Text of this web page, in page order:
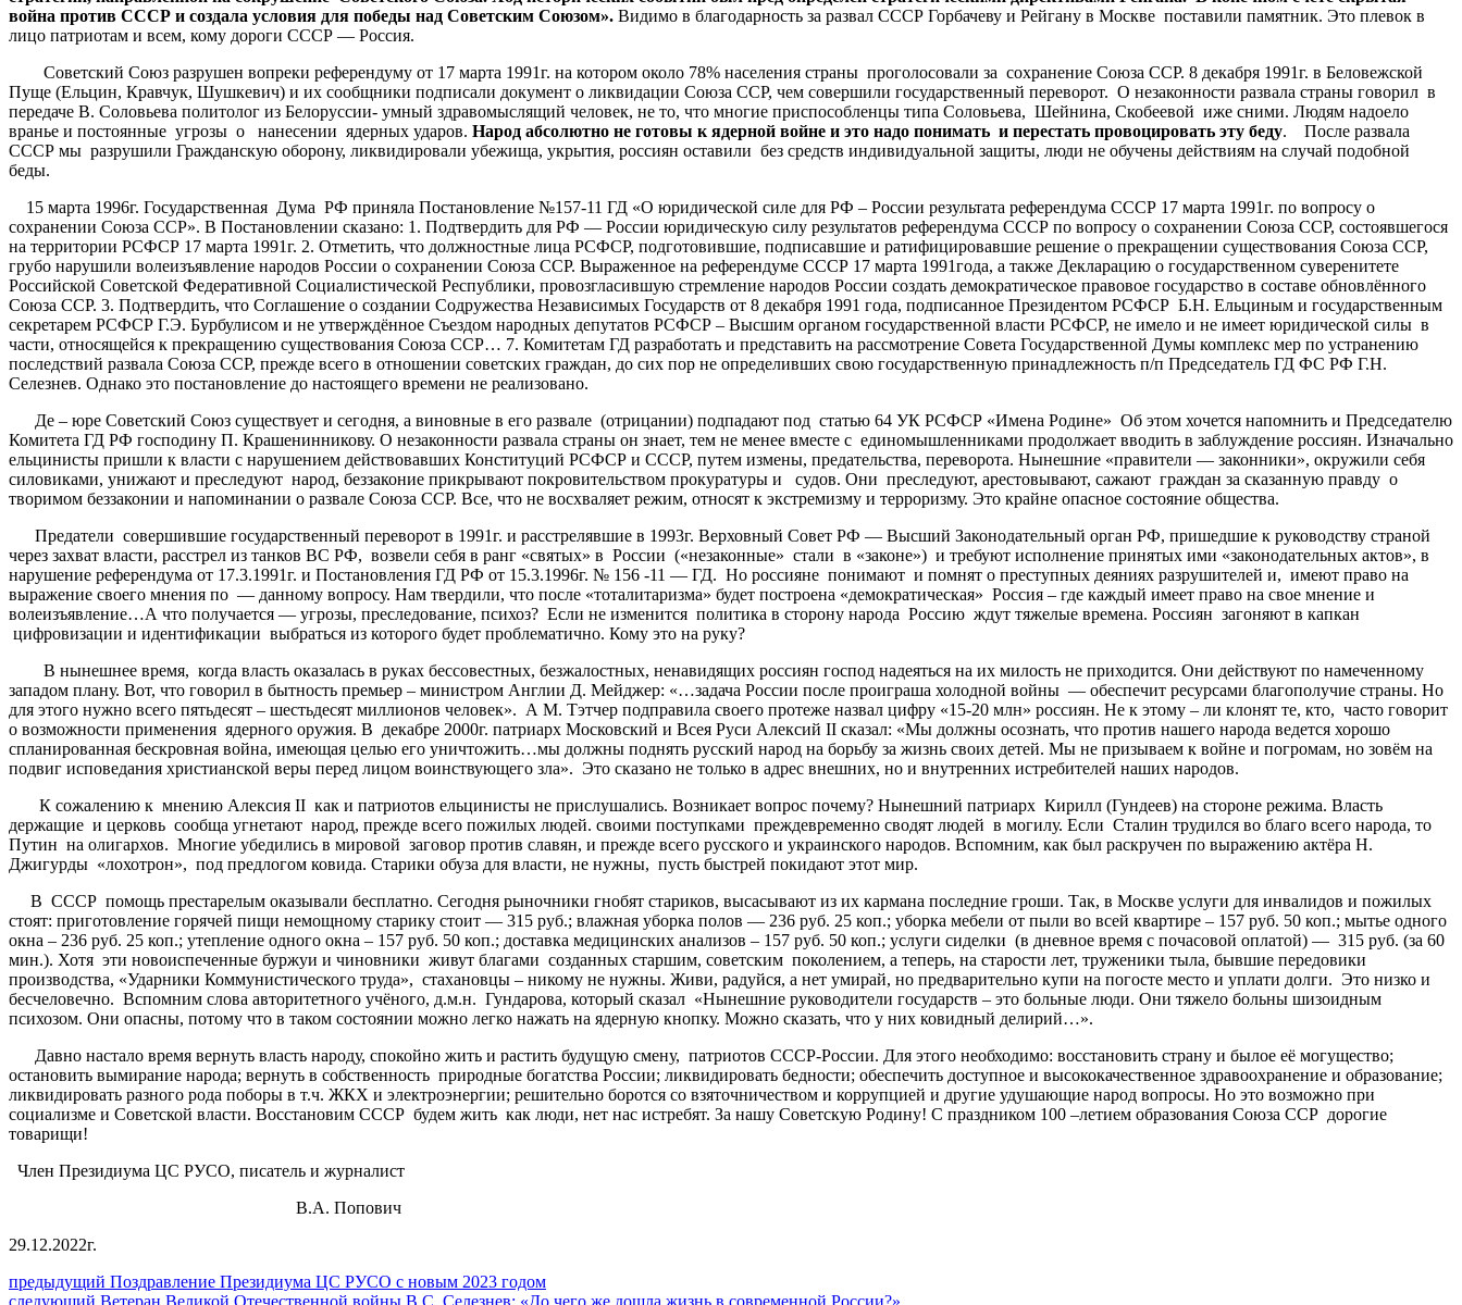
война против СССР и создала условия для победы над Советским Союзом». Видимо в благодарность за развал СССР Горбачеву и Рейгану в Москве поставили памятник. Это плевок в
лицо патриотам и всем, кому дороги СССР — Россия.
Советский Союз разрушен вопреки референдуму от 17 марта 1991г. на котором около 78% населения страны проголосовали за сохранение Союза ССР. 8 декабря 1991г. в Беловежской
Пуще (Ельцин, Кравчук, Шушкевич) и их сообщники подписали документ о ликвидации Союза ССР, чем совершили государственный переворот. О незаконности развала страны говорил в
передаче В. Соловьева политолог из Белоруссии- умный здравомыслящий человек, не то, что многие приспособленцы типа Соловьева, Шейнина, Скобеевой иже сними. Людям надоело
вранье и постоянные угрозы о нанесении ядерных ударов. Народ абсолютно не готовы к ядерной войне и это надо понимать и перестать провоцировать эту беду. После развала
СССР мы разрушили Гражданскую оборону, ликвидировали убежища, укрытия, россиян оставили без средств индивидуальной защиты, люди не обучены действиям на случай подобной
беды.
15 марта 1996г. Государственная Дума РФ приняла Постановление №157-11 ГД «О юридической силе для РФ – России результата референдума СССР 17 марта 1991г. по вопросу о
сохранении Союза ССР». В Постановлении сказано: 1. Подтвердить для РФ — России юридическую силу результатов референдума СССР по вопросу о сохранении Союза ССР, состоявшегося
на территории РСФСР 17 марта 1991г. 2. Отметить, что должностные лица РСФСР, подготовившие, подписавшие и ратифицировавшие решение о прекращении существования Союза ССР,
грубо нарушили волеизъявление народов России о сохранении Союза ССР. Выраженное на референдуме СССР 17 марта 1991года, а также Декларацию о государственном суверенитете
Российской Советской Федеративной Социалистической Республики, провозгласившую стремление народов России создать демократическое правовое государство в составе обновлённого
Союза ССР. 3. Подтвердить, что Соглашение о создании Содружества Независимых Государств от 8 декабря 1991 года, подписанное Президентом РСФСР Б.Н. Ельциным и государственным
секретарем РСФСР Г.Э. Бурбулисом и не утверждённое Съездом народных депутатов РСФСР – Высшим органом государственной власти РСФСР, не имело и не имеет юридической силы в
части, относящейся к прекращению существования Союза ССР… 7. Комитетам ГД разработать и представить на рассмотрение Совета Государственной Думы комплекс мер по устранению
последствий развала Союза ССР, прежде всего в отношении советских граждан, до сих пор не определивших свою государственную принадлежность п/п Председатель ГД ФС РФ Г.Н.
Селезнев. Однако это постановление до настоящего времени не реализовано.
Де – юре Советский Союз существует и сегодня, а виновные в его развале (отрицании) подпадают под статью 64 УК РСФСР «Имена Родине» Об этом хочется напомнить и Председателю
Комитета ГД РФ господину П. Крашенинникову. О незаконности развала страны он знает, тем не менее вместе с единомышленниками продолжает вводить в заблуждение россиян. Изначально
ельцинисты пришли к власти с нарушением действовавших Конституций РСФСР и СССР, путем измены, предательства, переворота. Нынешние «правители — законники», окружили себя
силовиками, унижают и преследуют народ, беззаконие прикрывают покровительством прокуратуры и судов. Они преследуют, арестовывают, сажают граждан за сказанную правду о
творимом беззаконии и напоминании о развале Союза ССР. Все, что не восхваляет режим, относят к экстремизму и терроризму. Это крайне опасное состояние общества.
Предатели совершившие государственный переворот в 1991г. и расстрелявшие в 1993г. Верховный Совет РФ — Высший Законодательный орган РФ, пришедшие к руководству страной
через захват власти, расстрел из танков ВС РФ, возвели себя в ранг «святых» в России («незаконные» стали в «законе») и требуют исполнение принятых ими «законодательных актов», в
нарушение референдума от 17.3.1991г. и Постановления ГД РФ от 15.3.1996г. № 156 -11 — ГД. Но россияне понимают и помнят о преступных деяниях разрушителей и, имеют право на
выражение своего мнения по — данному вопросу. Нам твердили, что после «тоталитаризма» будет построена «демократическая» Россия – где каждый имеет право на свое мнение и
волеизъявление…А что получается — угрозы, преследование, психоз? Если не изменится политика в сторону народа Россию ждут тяжелые времена. Россиян загоняют в капкан
цифровизации и идентификации выбраться из которого будет проблематично. Кому это на руку?
В нынешнее время, когда власть оказалась в руках бессовестных, безжалостных, ненавидящих россиян господ надеяться на их милость не приходится. Они действуют по намеченному
западом плану. Вот, что говорил в бытность премьер – министром Англии Д. Мейджер: «…задача России после проиграша холодной войны — обеспечит ресурсами благополучие страны. Но
для этого нужно всего пятьдесят – шестьдесят миллионов человек». А М. Тэтчер подправила своего протеже назвал цифру «15-20 млн» россиян. Не к этому – ли клонят те, кто, часто говорит
о возможности применения ядерного оружия. В декабре 2000г. патриарх Московский и Всея Руси Алексий II сказал: «Мы должны осознать, что против нашего народа ведется хорошо
спланированная бескровная война, имеющая целью его уничтожить…мы должны поднять русский народ на борьбу за жизнь своих детей. Мы не призываем к войне и погромам, но зовём на
подвиг исповедания христианской веры перед лицом воинствующего зла». Это сказано не только в адрес внешних, но и внутренних истребителей наших народов.
К сожалению к мнению Алексия II как и патриотов ельцинисты не прислушались. Возникает вопрос почему? Нынешний патриарх Кирилл (Гундеев) на стороне режима. Власть
держащие и церковь сообща угнетают народ, прежде всего пожилых людей. своими поступками преждевременно сводят людей в могилу. Если Сталин трудился во благо всего народа, то
Путин на олигархов. Многие убедились в мировой заговор против славян, и прежде всего русского и украинского народов. Вспомним, как был раскручен по выражению актёра Н.
Джигурды «лохотрон», под предлогом ковида. Старики обуза для власти, не нужны, пусть быстрей покидают этот мир.
В СССР помощь престарелым оказывали бесплатно. Сегодня рыночники гнобят стариков, высасывают из их кармана последние гроши. Так, в Москве услуги для инвалидов и пожилых
стоят: приготовление горячей пищи немощному старику стоит — 315 руб.; влажная уборка полов — 236 руб. 25 коп.; уборка мебели от пыли во всей квартире – 157 руб. 50 коп.; мытье одного
окна – 236 руб. 25 коп.; утепление одного окна – 157 руб. 50 коп.; доставка медицинских анализов – 157 руб. 50 коп.; услуги сиделки (в дневное время с почасовой оплатой) — 315 руб. (за 60
мин.). Хотя эти новоиспеченные буржуи и чиновники живут благами созданных старшим, советским поколением, а теперь, на старости лет, труженики тыла, бывшие передовики
производства, «Ударники Коммунистического труда», стахановцы – никому не нужны. Живи, радуйся, а нет умирай, но предварительно купи на погосте место и уплати долги. Это низко и
бесчеловечно. Вспомним слова авторитетного учёного, д.м.н. Гундарова, который сказал «Нынешние руководители государств – это больные люди. Они тяжело больны шизоидным
психозом. Они опасны, потому что в таком состоянии можно легко нажать на ядерную кнопку. Можно сказать, что у них ковидный делирий…».
Давно настало время вернуть власть народу, спокойно жить и растить будущую смену, патриотов СССР-России. Для этого необходимо: восстановить страну и былое её могущество;
остановить вымирание народа; вернуть в собственность природные богатства России; ликвидировать бедности; обеспечить доступное и высококачественное здравоохранение и образование;
ликвидировать разного рода поборы в т.ч. ЖКХ и электроэнергии; решительно боротся со взяточничеством и коррупцией и другие удушающие народ вопросы. Но это возможно при
социализме и Советской власти. Восстановим СССР будем жить как люди, нет нас истребят. За нашу Советскую Родину! С праздником 100 –летием образования Союза ССР дорогие
товарищи!
Член Президиума ЦС РУСО, писатель и журналист
В.А. Попович
29.12.2022г.
Навигация
предыдущий Предыдущий
пост:
Поздравление Президиума ЦС РУСО с новым 2023 годом
следующий Следующее
Ветеран Великой Отечественной войны В.С. Селезнев: «До чего же дошла жизнь в современной России?»